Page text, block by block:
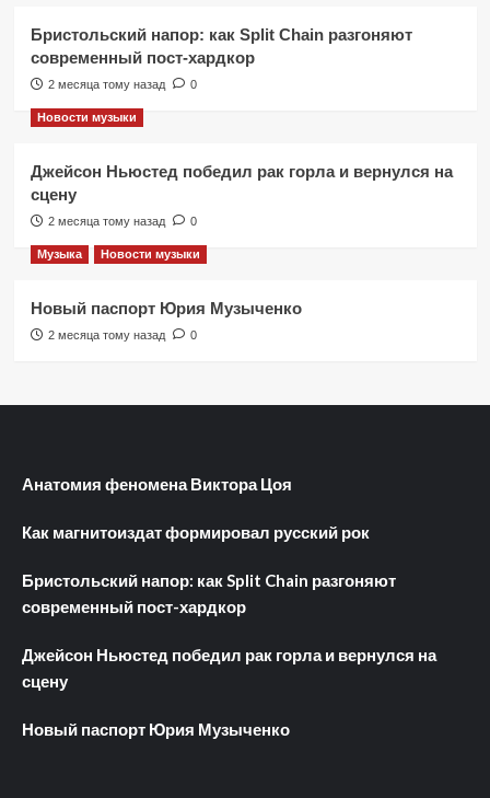
Бристольский напор: как Split Chain разгоняют
современный пост-хардкор
2 месяца тому назад 0
Новости музыки
Джейсон Ньюстед победил рак горла и вернулся на
сцену
2 месяца тому назад 0
Музыка Новости музыки
Новый паспорт Юрия Музыченко
2 месяца тому назад 0
Анатомия феномена Виктора Цоя
Как магнитоиздат формировал русский рок
Бристольский напор: как Split Chain разгоняют
современный пост-хардкор
Джейсон Ньюстед победил рак горла и вернулся на
сцену
Новый паспорт Юрия Музыченко